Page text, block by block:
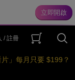
/ 註冊
片」每月只要 $199？